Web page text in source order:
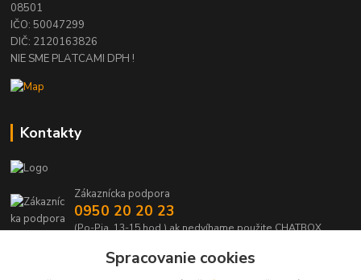
08501
IČO: 50047299
DIČ: 2120163826
NIE SME PLATCAMI DPH !
Kontakty
Zákaznícka podpora
0950 20 20 23
(Po-Pia, 13-15 hod.) ak nedvíhame použite CHATBOX
info@kabelmanie.skSpracovanie cookies